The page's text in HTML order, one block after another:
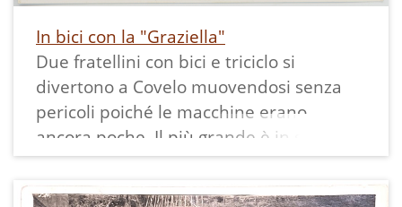
In bici con la "Graziella"
Due fratellini con bici e triciclo si
divertono a Covelo muovendosi senza
pericoli poiché le macchine erano
ancora poche. Il più grande è in sella a
una bicicletta pieghevole simile ai
popolari modelli Graziella Carnielli, noti